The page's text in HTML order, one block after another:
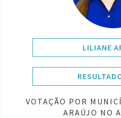
LILIANE
VOTAÇÃO POR
ARAÚJO NO